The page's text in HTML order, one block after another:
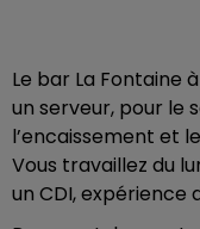
Le bar La Fontaine
un serveur, pour le
l’encaissement et
Vous travaillez du
un CDI, expérience